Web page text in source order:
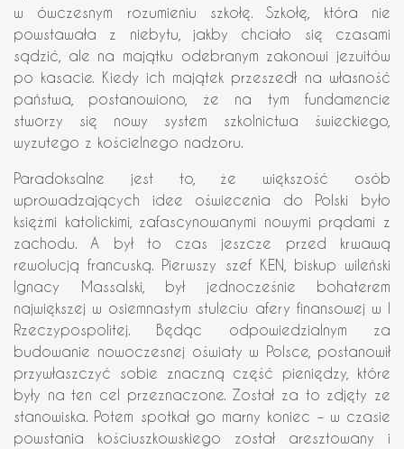
w ówczesnym rozumieniu szkołę. Szkołę, która nie
powstawała z niebytu, jakby chciało się czasami
sądzić, ale na majątku odebranym zakonowi jezuitów
po kasacie. Kiedy ich majątek przeszedł na własność
państwa, postanowiono, że na tym fundamencie
stworzy się nowy system szkolnictwa świeckiego,
wyzutego z kościelnego nadzoru.
Paradoksalne jest to, że większość osób
wprowadzających idee oświecenia do Polski było
księżmi katolickimi, zafascynowanymi nowymi prądami z
zachodu. A był to czas jeszcze przed krwawą
rewolucją francuską. Pierwszy szef KEN, biskup wileński
Ignacy Massalski, był jednocześnie bohaterem
największej w osiemnastym stuleciu afery finansowej w I
Rzeczypospolitej. Będąc odpowiedzialnym za
budowanie nowoczesnej oświaty w Polsce, postanowił
przywłaszczyć sobie znaczną część pieniędzy, które
były na ten cel przeznaczone. Został za to zdjęty ze
stanowiska. Potem spotkał go marny koniec – w czasie
powstania kościuszkowskiego został aresztowany i